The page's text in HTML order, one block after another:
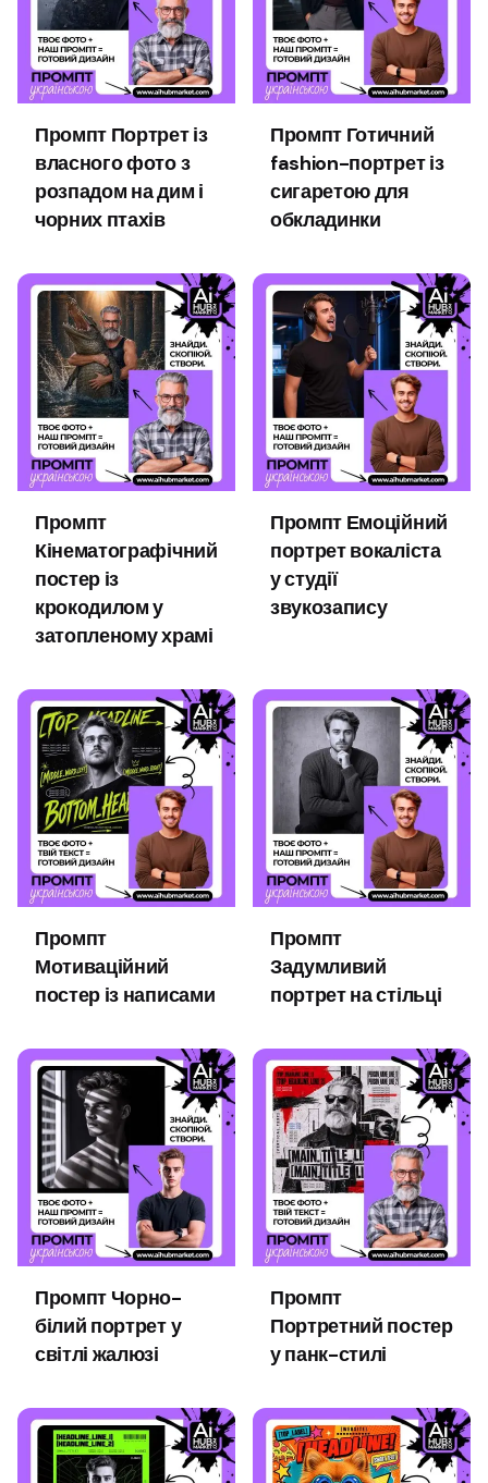
Промпт Портрет із
власного фото з
розпадом на дим і
чорних птахів
Промпт Готичний
fashion-портрет із
сигаретою для
обкладинки
Промпт
Кінематографічний
постер із
крокодилом у
затопленому храмі
Промпт Емоційний
портрет вокаліста
у студії
звукозапису
Промпт
Мотиваційний
постер із написами
Промпт
Задумливий
портрет на стільці
Промпт Чорно-
білий портрет у
світлі жалюзі
Промпт
Портретний постер
у панк-стилі